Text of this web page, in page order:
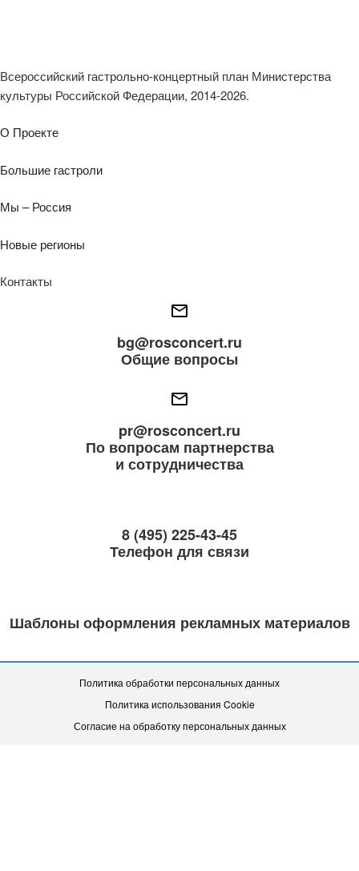
Всероссийский гастрольно-концертный план Министерства
культуры Российской Федерации, 2014-2026.
О Проекте
Большие гастроли
Мы – Россия
Новые регионы
Контакты
bg@rosconcert.ru
Общие вопросы
pr@rosconcert.ru
По вопросам партнерства
и сотрудничества
8 (495) 225-43-45
Телефон для связи
Шаблоны оформления рекламных материалов
Политика обработки персональных данных
Политика использования Cookie
Согласие на обработку персональных данных